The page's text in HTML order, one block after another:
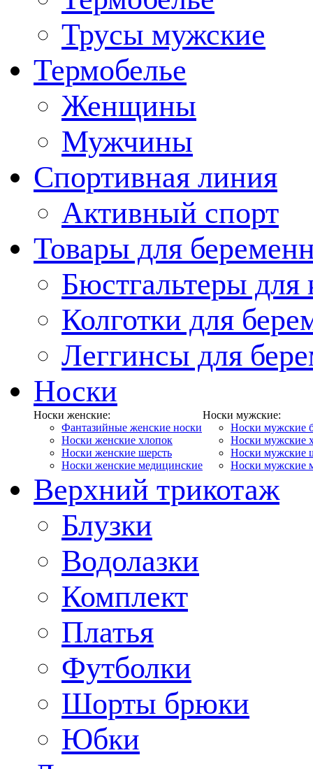
Трусы мужские
Термобелье
Женщины
Мужчины
Спортивная линия
Активный спорт
Товары для
Бюстгальтеры
Колготки для
Леггинсы для
Носки
Носки женские:
Фантазийные женские носки
Носки женские хлопок
Носки женские шерсть
Носки женские медицинские
Носки мужские:
Носки мужские
Носки мужские
Носки мужские
Носки мужские
Верхний трикотаж
Блузки
Водолазки
Комплект
Платья
Футболки
Шорты брюки
Юбки